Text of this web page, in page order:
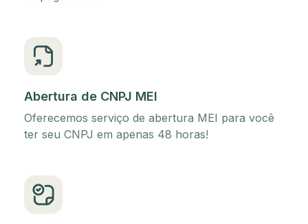
Abertura de CNPJ MEI
Oferecemos serviço de abertura MEI para você
ter seu CNPJ em apenas 48 horas!